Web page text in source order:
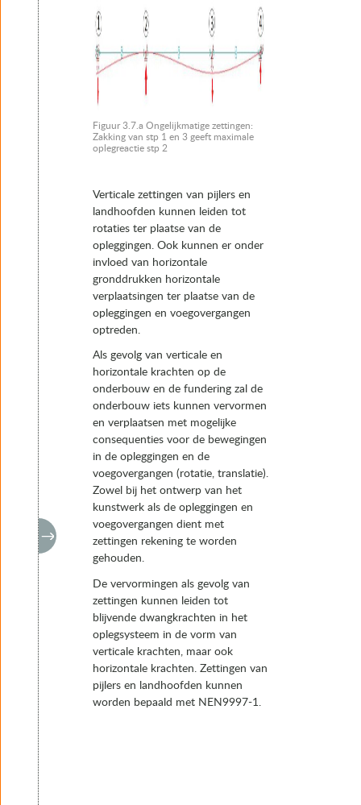
Figuur 3.7.a Ongelijkmatige zettingen:
Zakking van stp 1 en 3 geeft maximale
oplegreactie stp 2
Verticale zettingen van pijlers en
landhoofden kunnen leiden tot
rotaties ter plaatse van de
opleggingen. Ook kunnen er onder
invloed van horizontale
gronddrukken horizontale
verplaatsingen ter plaatse van de
opleggingen en voegovergangen
optreden.
Als gevolg van verticale en
horizontale krachten op de
onderbouw en de fundering zal de
onderbouw iets kunnen vervormen
en verplaatsen met mogelijke
consequenties voor de bewegingen
in de opleggingen en de
voegovergangen (rotatie, translatie).
Zowel bij het ontwerp van het
kunstwerk als de opleggingen en
voegovergangen dient met
zettingen rekening te worden
gehouden.
De vervormingen als gevolg van
zettingen kunnen leiden tot
blijvende dwangkrachten in het
oplegsysteem in de vorm van
verticale krachten, maar ook
horizontale krachten. Zettingen van
pijlers en landhoofden kunnen
worden bepaald met NEN9997-1.